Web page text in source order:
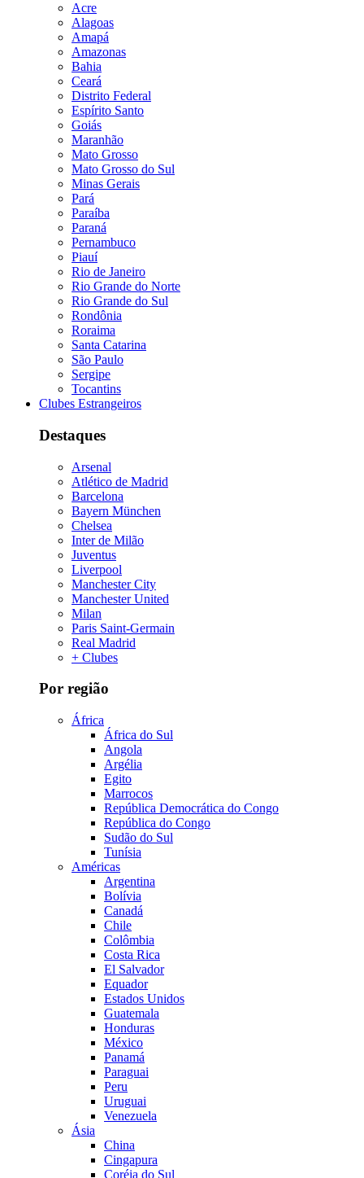
Acre
Alagoas
Amapá
Amazonas
Bahia
Ceará
Distrito Federal
Espírito Santo
Goiás
Maranhão
Mato Grosso
Mato Grosso do Sul
Minas Gerais
Pará
Paraíba
Paraná
Pernambuco
Piauí
Rio de Janeiro
Rio Grande do Norte
Rio Grande do Sul
Rondônia
Roraima
Santa Catarina
São Paulo
Sergipe
Tocantins
Clubes Estrangeiros
Destaques
Arsenal
Atlético de Madrid
Barcelona
Bayern München
Chelsea
Inter de Milão
Juventus
Liverpool
Manchester City
Manchester United
Milan
Paris Saint-Germain
Real Madrid
+ Clubes
Por região
África
África do Sul
Angola
Argélia
Egito
Marrocos
República Democrática do Congo
República do Congo
Sudão do Sul
Tunísia
Américas
Argentina
Bolívia
Canadá
Chile
Colômbia
Costa Rica
El Salvador
Equador
Estados Unidos
Guatemala
Honduras
México
Panamá
Paraguai
Peru
Uruguai
Venezuela
Ásia
China
Cingapura
Coréia do Sul